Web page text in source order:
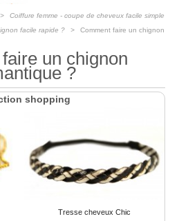
Coiffure femme - coupe de cheveux facile simple
facile rapide ?
Comment faire un chignon
un chignon
?
shopping
Tresse cheveux Chic